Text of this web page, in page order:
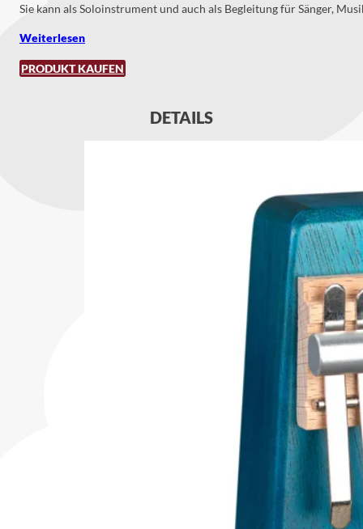
Sie kann als Soloinstrument und auch als Begleitung für Sänger,
Weiterlesen
PRODUKT KAUFEN
DETAILS